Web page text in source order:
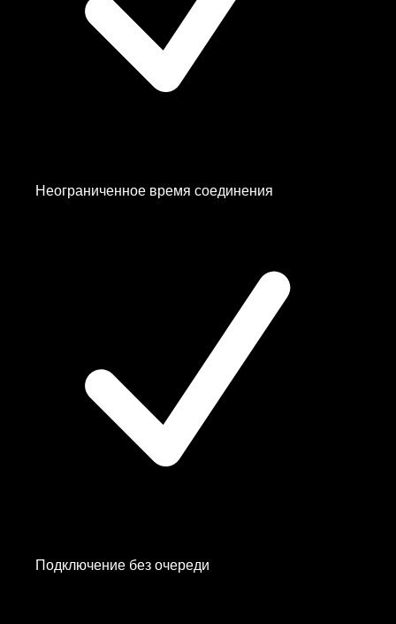
Неограниченное время соединения
Подключение без очереди